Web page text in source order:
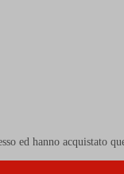
ed hanno acquistato